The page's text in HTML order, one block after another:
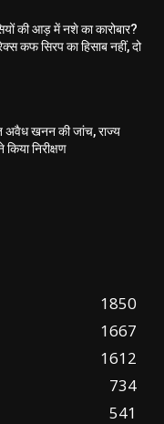
की आड़ में नशे का कारोबार?
कफ सिरप का हिसाब नहीं, दो
अवैध खनन की जांच, राज्य
निरीक्षण
1850
1667
1612
734
541